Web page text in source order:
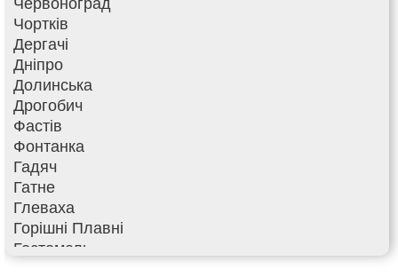
Чортків
Дергачі
Дніпро
Долинська
Дрогобич
Фастів
Фонтанка
Гадяч
Гатне
Глеваха
Горішні Плавні
Гостомель